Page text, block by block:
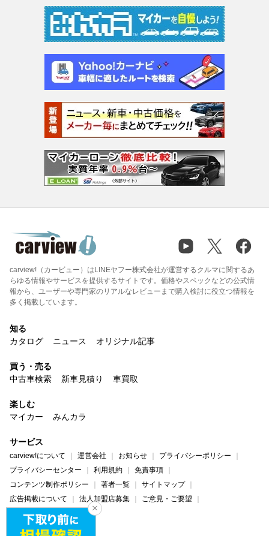
carview!（カービュー）はLINEヤフー株式会社が運営するクルマに関するあ
らゆる情報やサービスを提供するサイトです。価格やスペックなどの公式情
報から、ユーザーや専門家のリアルなレビューまで購入検討に役立つ情報を
多く掲載しています。
知る
カタログ
ニュース オリジナル記事
買う・売る
中古車検索
新車見積り 車買取
楽しむ
マイカー
みんカラ
サービス
carview!について 運営会社 お知らせ
プライバシーポリシー
プライバシーセンター
利用規約
免責事項
コンテンツ制作ポリシー
著者一覧
サイトマップ
広告掲載について
法人加盟店募集
ご意見・ご要望
ヘルプ・お問い合わせ